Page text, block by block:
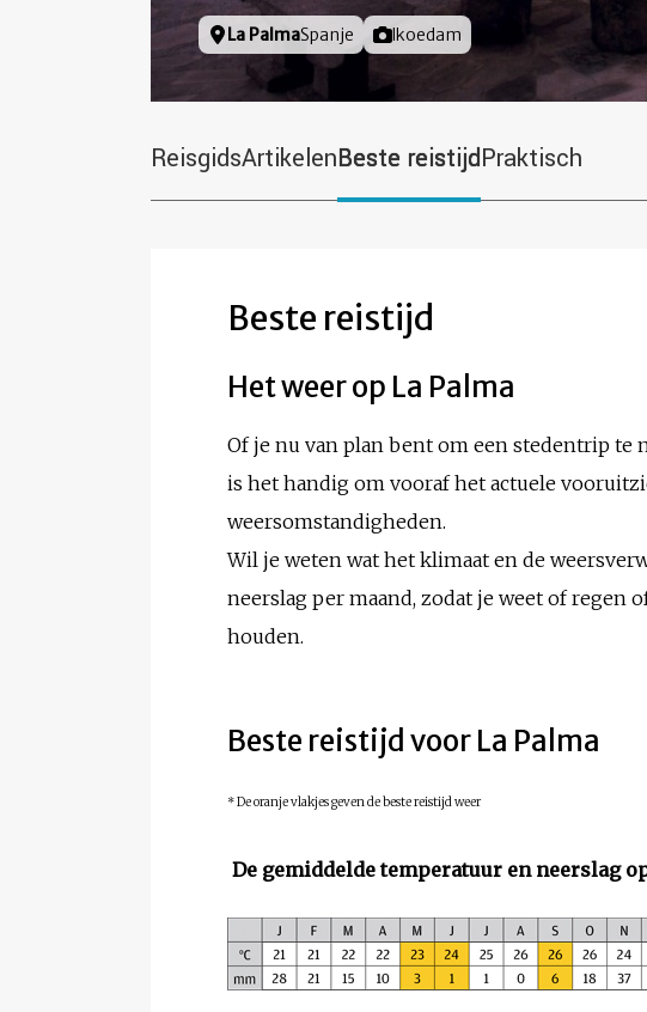
Locatie
La PalmaSpanje Foto door
lkoedam
ReisgidsArtikelenBeste reistijdPraktisch
Beste reistijd
Het weer op La Palma
Of je nu van plan bent om een stedentrip te
is het handig om vooraf het actuele
weersomstandigheden.
Wil je weten wat het klimaat en de
neerslag per maand, zodat je weet of regen
houden.
Beste reistijd voor La Palma
* De oranje vlakjes geven de beste reistijd weer
De gemiddelde temperatuur en neerslag